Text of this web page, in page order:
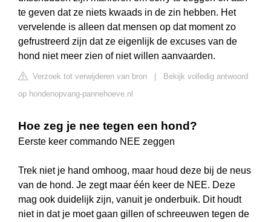
te geven dat ze niets kwaads in de zin hebben. Het
vervelende is alleen dat mensen op dat moment zo
gefrustreerd zijn dat ze eigenlijk de excuses van de
hond niet meer zien of niet willen aanvaarden.
Verzoek tot verwijderen van bron
Bekijk volledig antwoord
op hondenopvang-pannehoeve.nl
Hoe zeg je nee tegen een hond?
Eerste keer commando NEE zeggen
Trek niet je hand omhoog, maar houd deze bij de neus
van de hond. Je zegt maar één keer de NEE. Deze
mag ook duidelijk zijn, vanuit je onderbuik. Dit houdt
niet in dat je moet gaan gillen of schreeuwen tegen de